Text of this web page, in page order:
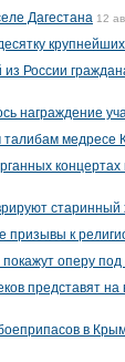
Дагестана 12
России
награждение
медресе
концертах
старинный
к
оперу
представят на
в